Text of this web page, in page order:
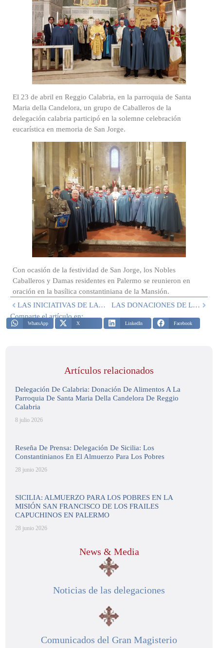
El 23 de abril en Reggio Calabria, en la parroquia de Santa
Maria della Candelora, un grupo de Caballeros de la
delegación calabria participó en la solemne celebración
eucarística en memoria de San Jorge.
Con ocasión de la festividad de San Jorge, los Nobles
Caballeros y Damas residentes en Palermo se reunieron en
oración en la basílica constantiniana de la Mansión.
LAS INICIATIVAS DE LA DELEGACIÓN SICILIA EN EL MES DE ABRIL
LAS DONACIONES DE LA DELEGACIÓN TOSCANA EN ABRIL
Comparte el artículo en:
WhatsApp X LinkedIn Facebook
Artículos relacionados
Delegación De Calabria: Donación De Alimentos A La
Parroquia De Santa Maria Della Candelora De Reggio
Calabria
8 julio 2026
Reseña De Prensa: Delegación De Sicilia: Los
Constantinianos En El Almuerzo Para Los Pobres
28 junio 2026
SICILIA: ALMUERZO PARA LOS POBRES EN LA
MISIÓN SAN FRANCISCO DE LOS FRAILES
CAPUCHINOS EN PALERMO
28 junio 2026
News & Media
Noticias de las delegaciones
Comunicados del Gran Magisterio